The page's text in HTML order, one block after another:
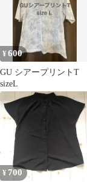
¥600
GU シアープリントT
sizeL
¥ 700